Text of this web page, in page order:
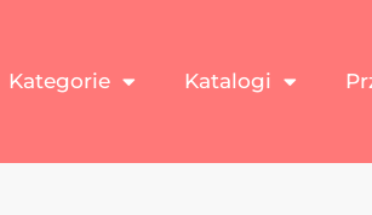
Kategorie Katalogi